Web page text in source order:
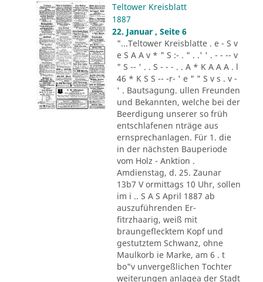
Teltower Kreisblatt
1887
22. Januar , Seite 6
"...Teltower Kreisblatte . e - S v
e S A A v * " S :- . " . .' ' . - - -- v
" S -- ' . . S - - - . . A * K A A A . l
46 * K S S -- -r- ' e " " S v s . v -
' . Bautsagung. ullen Freunden
und Bekannten, welche bei der
Beerdigung unserer so früh
entschlafenen nträge aus
ernsprechanlagen. Für 1. die
in der nächsten Bauperiode
vom Holz - Anktion .
Amdienstag, d. 25. Zaunar
13b7 V ormittags 10 Uhr, sollen
im i .. S A S April 1887 ab
auszuführenden Er-
fitrzhaarig, weiß mit
braungeflecktem Kopf und
gestutztem Schwanz, ohne
Maulkorb ie Marke, am 6 . t
bo"v unvergeßlichen Tochter
weiterungen anlagea der Stadt